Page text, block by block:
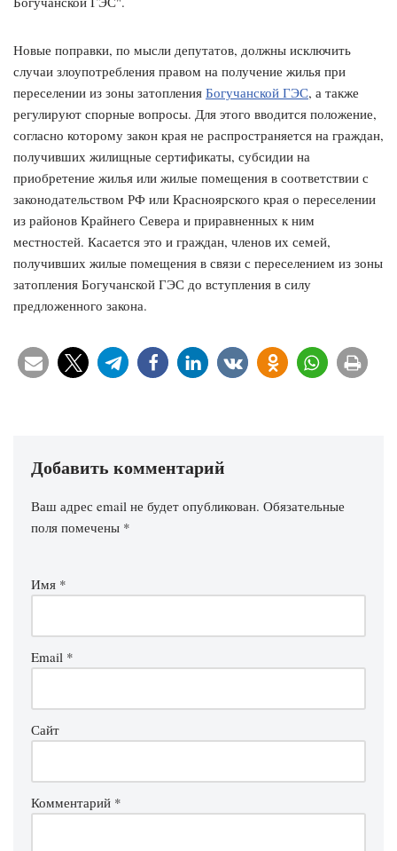
Новые поправки, по мысли депутатов, должны исключить
случаи злоупотребления правом на получение жилья при
переселении из зоны затопления Богучанской ГЭС, а также
регулируют спорные вопросы. Для этого вводится положение,
согласно которому закон края не распространяется на граждан,
получивших жилищные сертификаты, субсидии на
приобретение жилья или жилые помещения в соответствии с
законодательством РФ или Красноярского края о переселении
из районов Крайнего Севера и приравненных к ним
местностей. Касается это и граждан, членов их семей,
получивших жилые помещения в связи с переселением из зоны
затопления Богучанской ГЭС до вступления в силу
предложенного закона.
Добавить комментарий
Ваш адрес email не будет опубликован. Обязательные
поля помечены *
Имя *
Email *
Сайт
Комментарий *